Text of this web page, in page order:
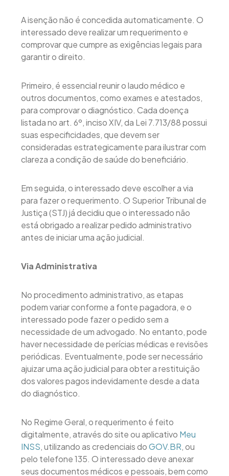
A isenção não é concedida automaticamente. O
interessado deve realizar um requerimento e
comprovar que cumpre as exigências legais para
garantir o direito.
Primeiro, é essencial reunir o laudo médico e
outros documentos, como exames e atestados,
para comprovar o diagnóstico. Cada doença
listada no art. 6º, inciso XIV, da Lei 7.713/88 possui
suas especificidades, que devem ser
consideradas estrategicamente para ilustrar com
clareza a condição de saúde do beneficiário.
Em seguida, o interessado deve escolher a via
para fazer o requerimento. O Superior Tribunal de
Justiça (STJ) já decidiu que o interessado não
está obrigado a realizar pedido administrativo
antes de iniciar uma ação judicial.
Via Administrativa
No procedimento administrativo, as etapas
podem variar conforme a fonte pagadora, e o
interessado pode fazer o pedido sem a
necessidade de um advogado. No entanto, pode
haver necessidade de perícias médicas e revisões
periódicas. Eventualmente, pode ser necessário
ajuizar uma ação judicial para obter a restituição
dos valores pagos indevidamente desde a data
do diagnóstico.
No Regime Geral, o requerimento é feito
digitalmente, através do site ou aplicativo Meu
INSS, utilizando as credenciais doGOV.BR, ou
pelo telefone 135. O interessado deve anexar
seus documentos médicos e pessoais, bem como